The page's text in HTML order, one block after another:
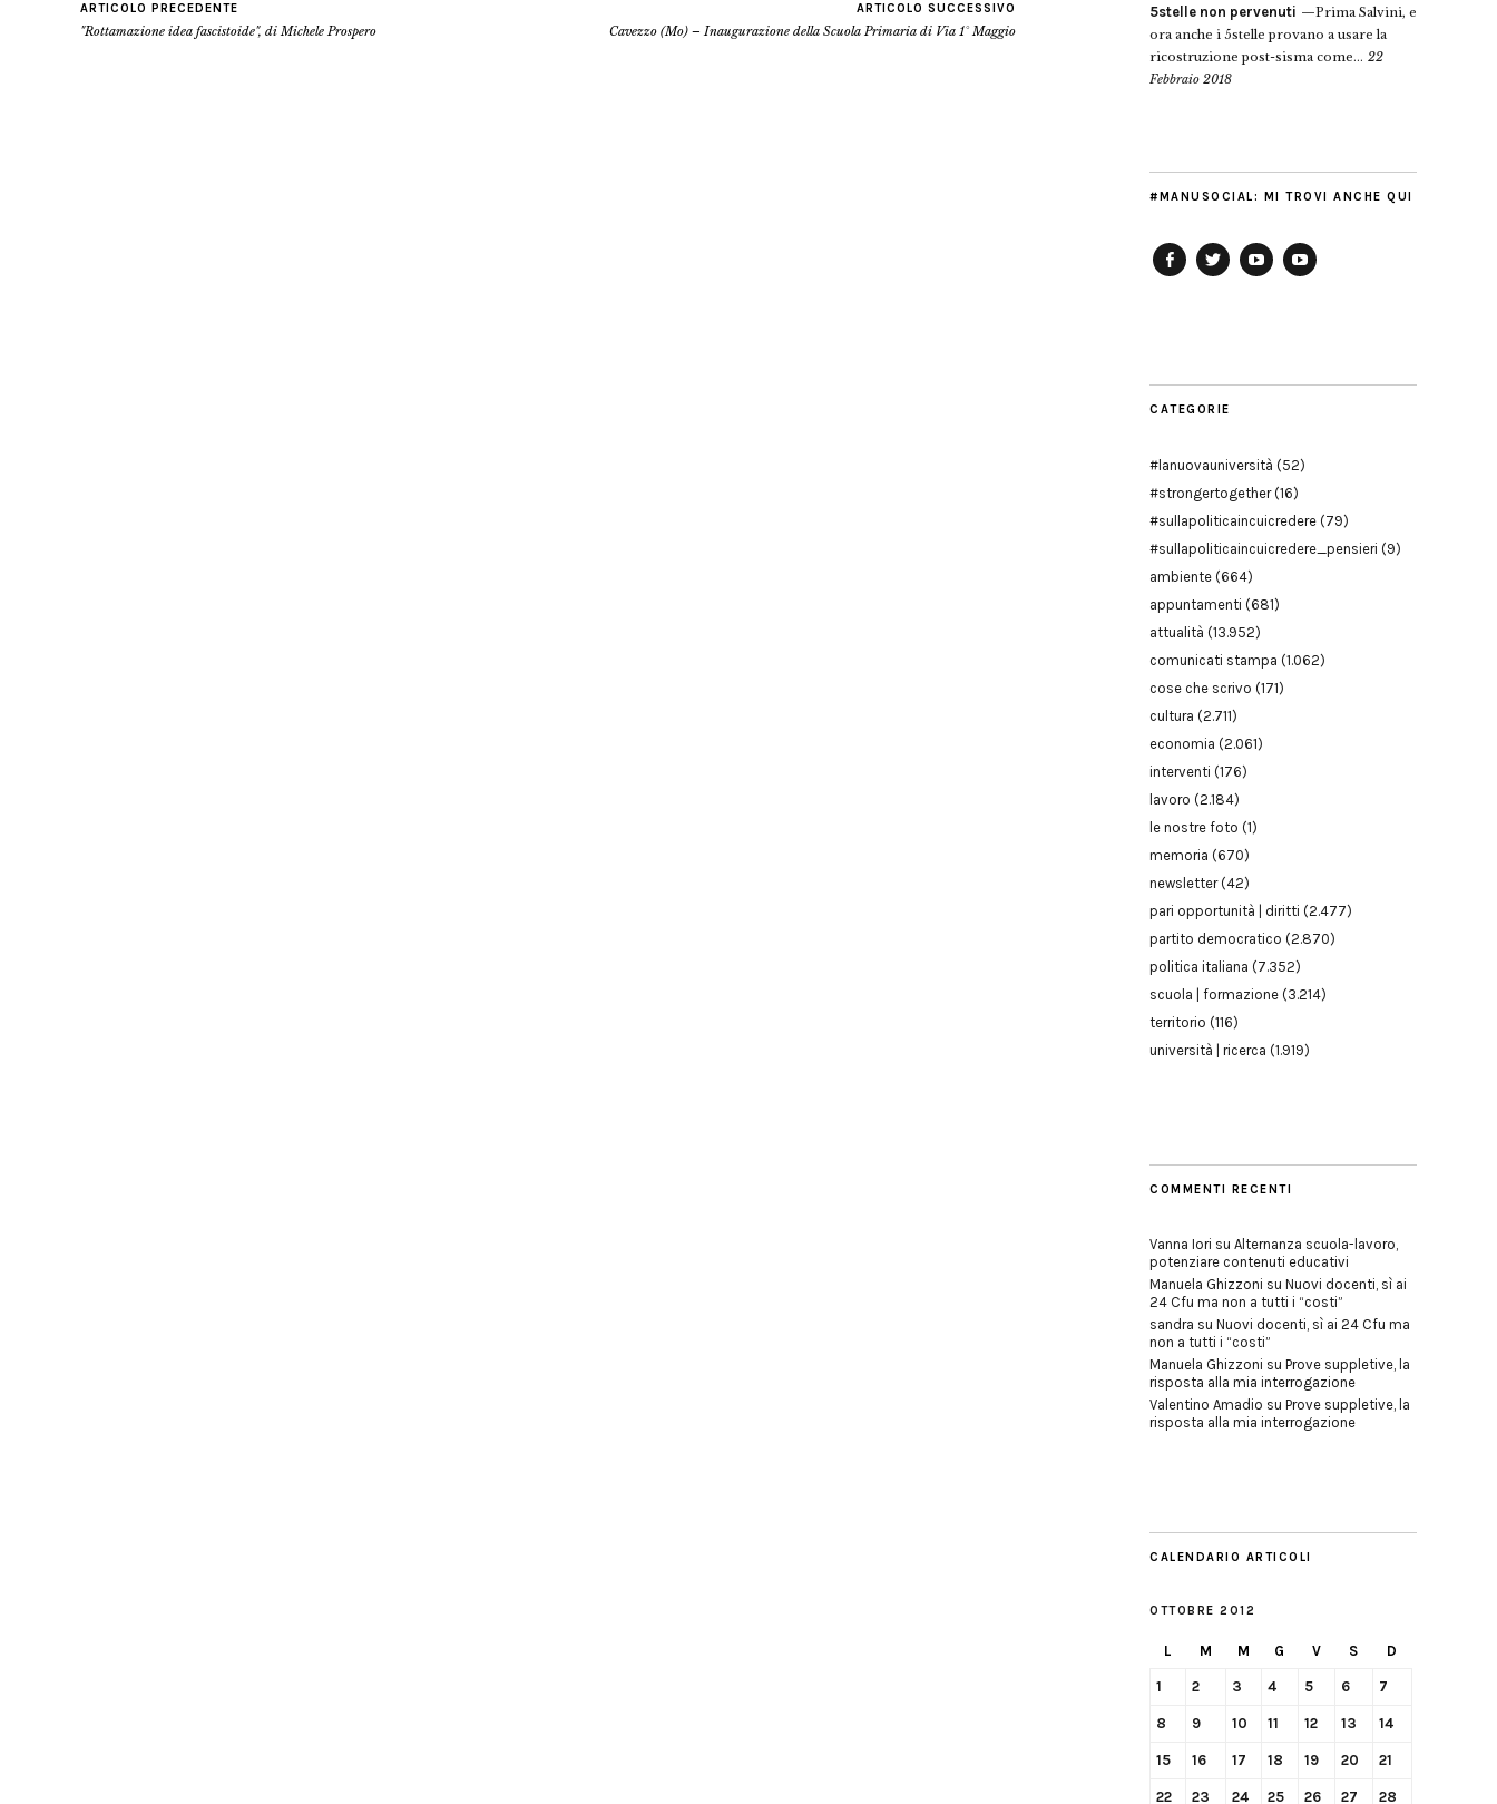
ARTICOLO PRECEDENTE
"Rottamazione idea fascistoide", di Michele Prospero
ARTICOLO SUCCESSIVO
Cavezzo (Mo) – Inaugurazione della Scuola Primaria di Via 1° Maggio
5stelle non pervenuti
Prima Salvini, e
ora anche i 5stelle provano a usare la
ricostruzione post-sisma come... 22
Febbraio 2018
#MANUSOCIAL: MI TROVI ANCHE QUI
CATEGORIE
#lanuovauniversità (52)
#strongertogether(16)
#sullapoliticaincuicredere (79)
#sullapoliticaincuicredere_pensieri (9)
ambiente (664)
appuntamenti (681)
attualità (13.952)
comunicati stampa (1.062)
cose che scrivo (171)
cultura (2.711)
economia (2.061)
interventi (176)
lavoro (2.184)
le nostre foto (1)
memoria (670)
newsletter(42)
pari opportunità | diritti (2.477)
partito democratico (2.870)
politica italiana (7.352)
scuola | formazione (3.214)
territorio (116)
università | ricerca (1.919)
COMMENTI RECENTI
Vanna Iori su Alternanza scuola-lavoro,
potenziare contenuti educativi
Manuela Ghizzoni su Nuovi docenti, sì ai
24 Cfu ma non a tutti i “costi”
sandra su Nuovi docenti, sì ai 24 Cfu ma
non a tutti i “costi”
Manuela Ghizzoni su Prove suppletive, la
risposta alla mia interrogazione
Valentino Amadio su Prove suppletive, la
risposta alla mia interrogazione
CALENDARIO ARTICOLI
OTTOBRE 2012
L M M G V S D
1 2 3 4 5 6 7
8 9 10 11 12 13 14
15 16 17 18 19 20 21
22 23 24 25 26 27 28